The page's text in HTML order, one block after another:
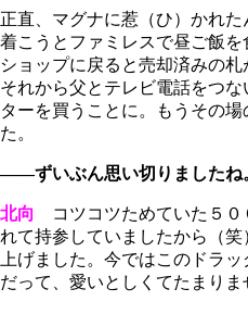
正直、マグナに惹（ひ）かれ
着こうとファミレスで昼ご飯を
ショップに戻ると売却済みの札
それから父とテレビ電話をつ
ターを買うことに。もうその
た。
――ずいぶん思い切りましたね
北向
コツコツためていた５０
れて持参していましたから（
上げました。今ではこのドラ
だって、愛いとしくてたまりま